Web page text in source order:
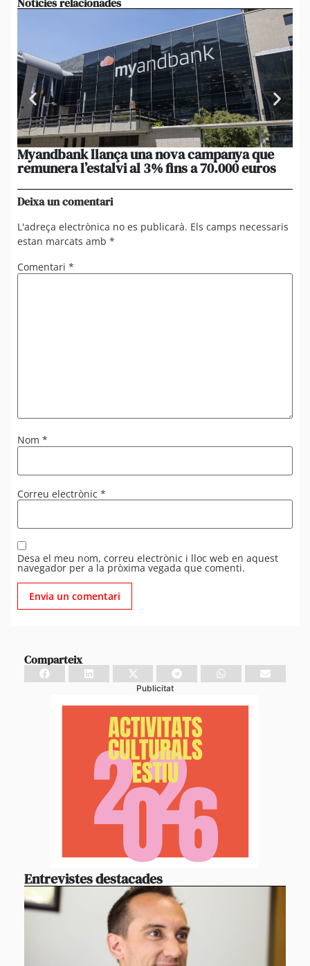
Myandbank llança una nova campanya que
remunera l’estalvi al 3% fins a 70.000 euros
Deixa un comentari
L'adreça electrònica no es publicarà. Els camps necessaris
estan marcats amb *
Comentari *
Nom *
Correu electrònic *
Desa el meu nom, correu electrònic i lloc web en aquest
navegador per a la pròxima vegada que comenti.
Comparteix
Publicitat
Entrevistes destacades